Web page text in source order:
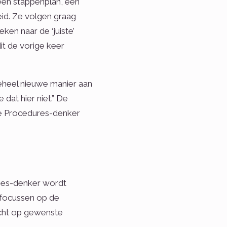
Ze volgen graag
naar de ‘juiste’
de vorige keer
nieuwe manier aan
hier niet.” De
Procedures-denker
denker wordt
op de
op gewenste